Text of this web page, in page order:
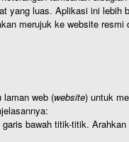
yang luas. Aplikasi ini lebih
merujuk ke website resmi
laman web (website) untuk
bawah titik-titik.